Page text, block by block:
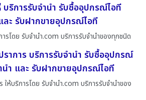
บริการรับจำนำ รับซื้ออุปกรณ์ไอที
ละ รับฝากขายอุปกรณ์ไอที
รโดย รับจํานํา.com บริการรับจำนำของทุกชนิด
าการ บริการรับจำนำ รับซื้ออุปกรณ์
ำ และ รับฝากขายอุปกรณ์ไอที
ห้บริการโดย รับจํานํา.com บริการรับจำนำของ